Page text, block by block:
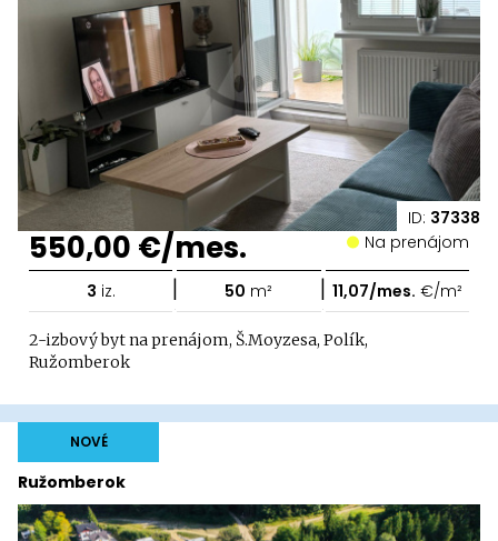
ID: 37338
550,00 €/mes. Na prenájom
3 iz. | 50 m² | 11,07/mes. €/m²
2-izbový byt na prenájom, Š.Moyzesa, Polík,
Ružomberok
Ružomberok
NOVÉ